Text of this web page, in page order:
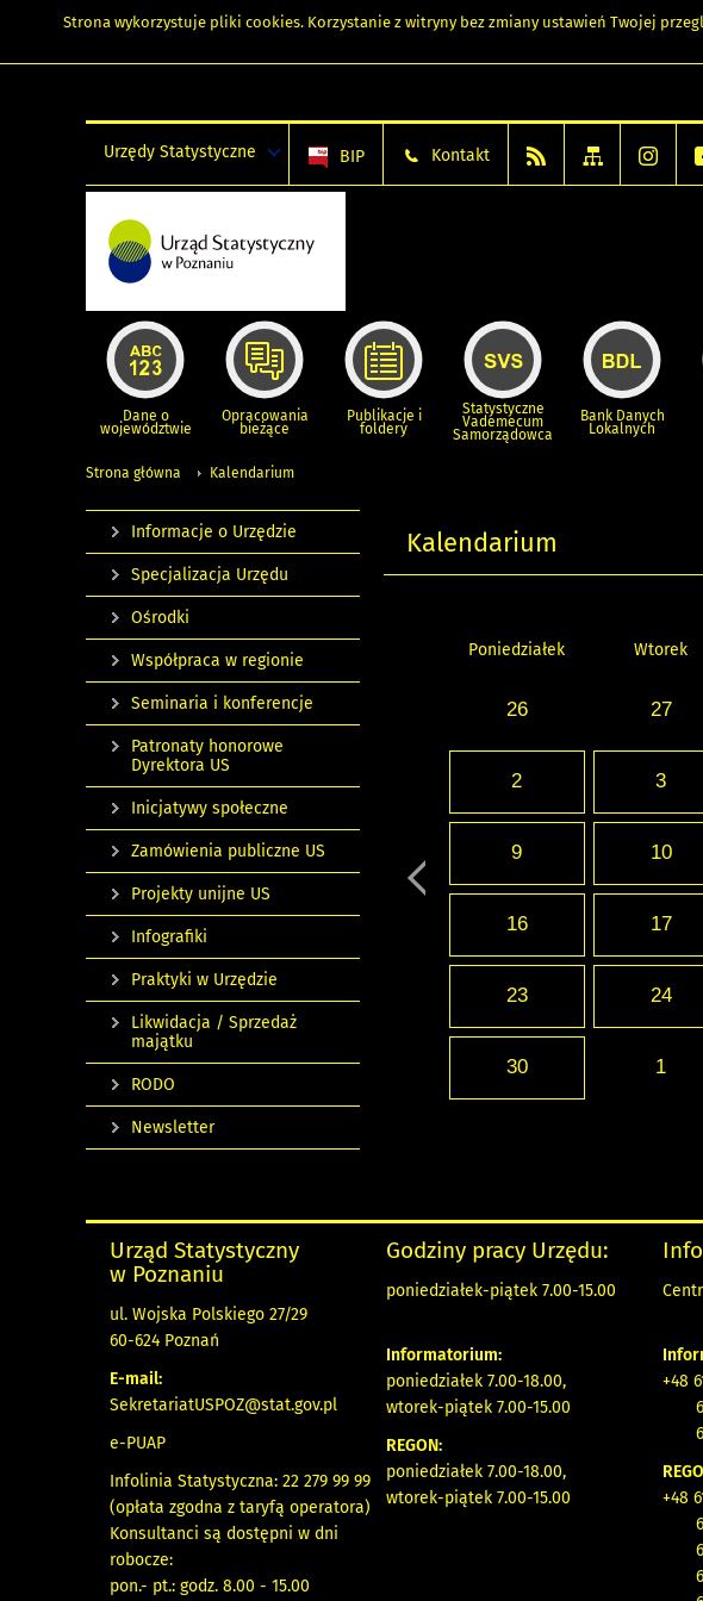
Strona wykorzystuje pliki cookies. Korzystanie z witryny bez zmiany ustawień Twojej
Urzędy Statystyczne BIP Kontakt
Dane o
województwie
Opracowania
bieżące
Publikacje i
foldery
Statystyczne
Vademecum
Samorządowca
Bank Danych
Lokalnych
Strona główna Kalendarium
Kalendarium
Poniedziałek Wtorek
26 27
2 3
9 10
16 17
23 24
30 1
Informacje o Urzędzie
Specjalizacja Urzędu
Ośrodki
Współpraca w regionie
Seminaria i konferencje
Patronaty honorowe
Dyrektora US
Inicjatywy społeczne
Zamówienia publiczne US
Projekty unijne US
Infografiki
Praktyki w Urzędzie
Likwidacja / Sprzedaż
majątku
RODO
Newsletter
Urząd Statystyczny
w Poznaniu
ul. Wojska Polskiego 27/29
60-624 Poznań
E-mail:
SekretariatUSPOZ@stat.gov.pl
e-PUAP
Infolinia Statystyczna: 22 279 99 99
(opłata zgodna z taryfą operatora)
Konsultanci są dostępni w dni
robocze:
pon.- pt.: godz. 8.00 - 15.00
Godziny pracy Urzędu:
poniedziałek-piątek 7.00-15.00
Informatorium:
poniedziałek 7.00-18.00,
wtorek-piątek 7.00-15.00
REGON:
poniedziałek 7.00-18.00,
wtorek-piątek 7.00-15.00
+48
+48
61
61
61